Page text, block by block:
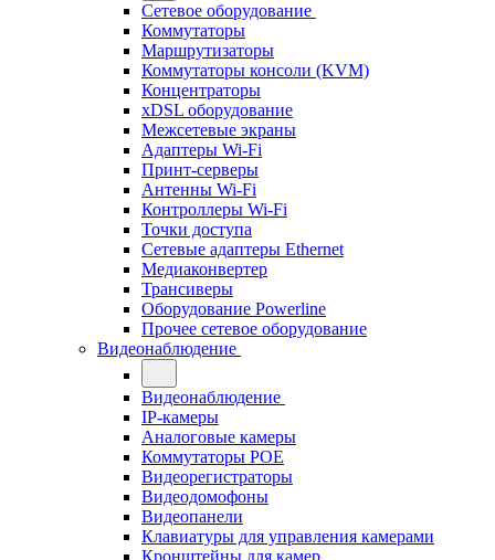
Сетевое оборудование
Коммутаторы
Маршрутизаторы
Коммутаторы консоли (KVM)
Концентраторы
xDSL оборудование
Межсетевые экраны
Адаптеры Wi-Fi
Принт-серверы
Антенны Wi-Fi
Контроллеры Wi-Fi
Точки доступа
Сетевые адаптеры Ethernet
Медиаконвертер
Трансиверы
Оборудование Powerline
Прочее сетевое оборудование
Видеонаблюдение
Видеонаблюдение
IP-камеры
Аналоговые камеры
Коммутаторы POE
Видеорегистраторы
Видеодомофоны
Видеопанели
Клавиатуры для управления камерами
Кронштейны для камер